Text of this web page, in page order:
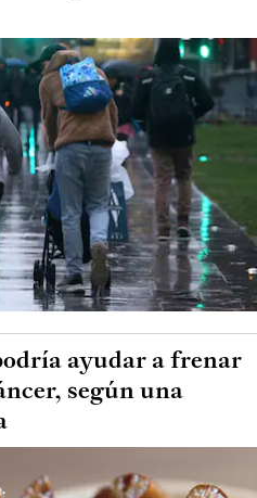
ayudar a frenar
según una